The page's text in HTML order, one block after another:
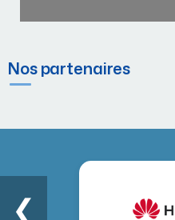
Nos partenaires
❮